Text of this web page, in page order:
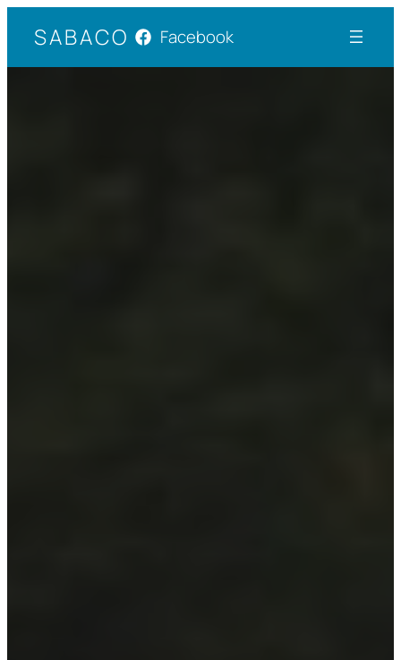
sisältöön
SABACO Facebook